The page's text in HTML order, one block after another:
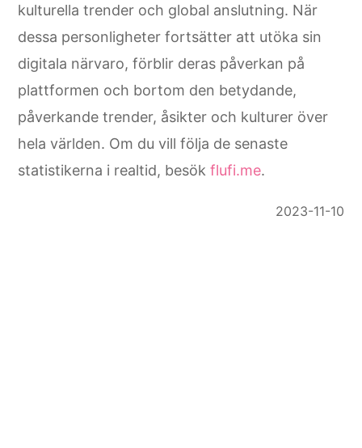
kulturella trender och global anslutning. När
dessa personligheter fortsätter att utöka sin
digitala närvaro, förblir deras påverkan på
plattformen och bortom den betydande,
påverkande trender, åsikter och kulturer över
hela världen. Om du vill följa de senaste
statistikerna i realtid, besök flufi.me.
2023-11-10